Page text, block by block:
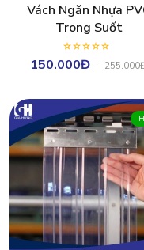
Vách Ngăn Nhựa
Trong Suốt
150.000Đ -